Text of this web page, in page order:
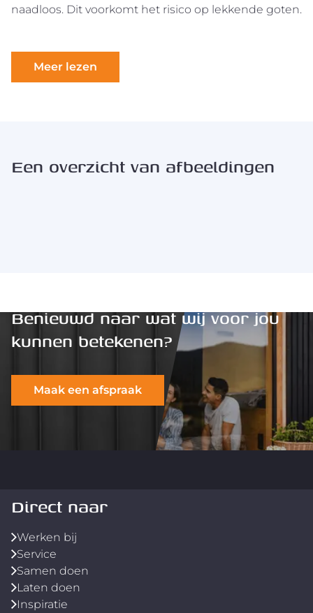
naadloos. Dit voorkomt het risico op lekkende goten.
Meer lezen
Een overzicht van afbeeldingen
Benieuwd naar wat wij voor jou
kunnen betekenen?
Maak een afspraak
Direct naar
Werken bij
Service
Samen doen
Laten doen
Inspiratie